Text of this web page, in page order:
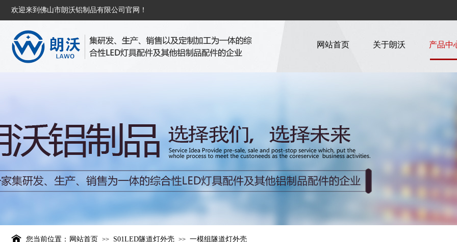
欢迎来到佛山市朗沃铝制品有限公司官网！
网站首页 关于朗沃 产品中
您当前位置： 网站首页 >> S01LED隧道灯外壳 >> 一模组隧道灯外壳